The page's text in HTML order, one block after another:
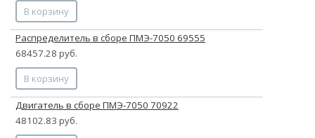
В корзину
Распределитель в сборе ПМЭ-7050 69555
68457.28 руб.
В корзину
Двигатель в сборе ПМЭ-7050 70922
48102.83 руб.